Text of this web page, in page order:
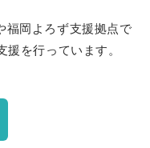
福岡よろず支援拠点で
を行っています。